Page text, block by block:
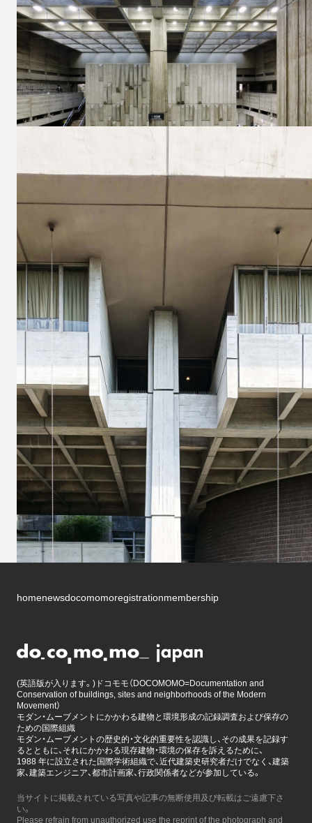
homenewsdocomomoregistrationmembership
(英語版が入ります。)ドコモモ（DOCOMOMO=Documentation and
Conservation of buildings, sites and neighborhoods of the Modern
Movement）
モダン・ムーブメントにかかわる建物と環境形成の記録調査および保存の
ための国際組織
モダン・ムーブメントの歴史的・文化的重要性を認識し、その成果を記録す
るとともに、それにかかわる現存建物・環境の保存を訴えるために、
1988 年に設立された国際学術組織で、近代建築史研究者だけでなく、建築
家、建築エンジニア、都市計画家、行政関係者などが参加している。
当サイトに掲載されている写真や記事の無断使用及び転載はご遠慮下さ
い。
Please refrain from unauthorized use the reprint of the photograph and